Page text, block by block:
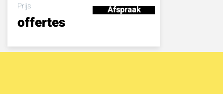
Prijs
offertes
Afspraak